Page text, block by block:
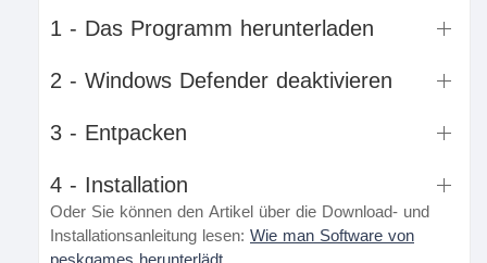
1 - Das Programm herunterladen
2 - Windows Defender deaktivieren
3 - Entpacken
4 - Installation
Oder Sie können den Artikel über die Download- und
Installationsanleitung lesen: Wie man Software von